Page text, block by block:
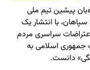
پیشین تیم ملی
با انتشار یک
سراسری مردم
جمهوری اسلامی به
دانست.